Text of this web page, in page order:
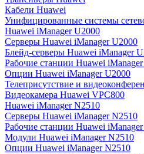
Кабели Huawei
Унифицированные системы
Huawei iManager U2000
Серверы Huawei iManager U2000
Блейд-серверы Huawei iManager
Рабочие станции Huawei
Опции Huawei iManager U2000
Телеприсутствие и
Видеокамера Huawei VPC800
Huawei iManager N2510
Серверы Huawei iManager N2510
Рабочие станции Huawei
Модули Huawei iManager N2510
Опции Huawei iManager N2510